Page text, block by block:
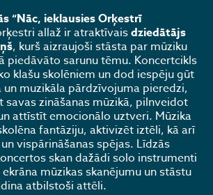
“Nāc, ieklausies Orķestrī
allaž ir atraktīvaisdziedātājs
, kurš aizraujoši stāsta par mūziku
piedāvāto sarunu tēmu. Koncertcikls
klašu skolēniem un dod iespēju gūt
un muzikāla pārdzīvojuma pieredzi,
savas zināšanas mūzikā, pilnveidot
attīstīt emocionālo uztveri. Mūzika
fantāziju, aktivizēt iztēli, kā arī
vispārināšanas spējas. Līdzās
skan dažādi solo instrumenti
mūzikas skanējumu un stāstu
atbilstoši attēli.